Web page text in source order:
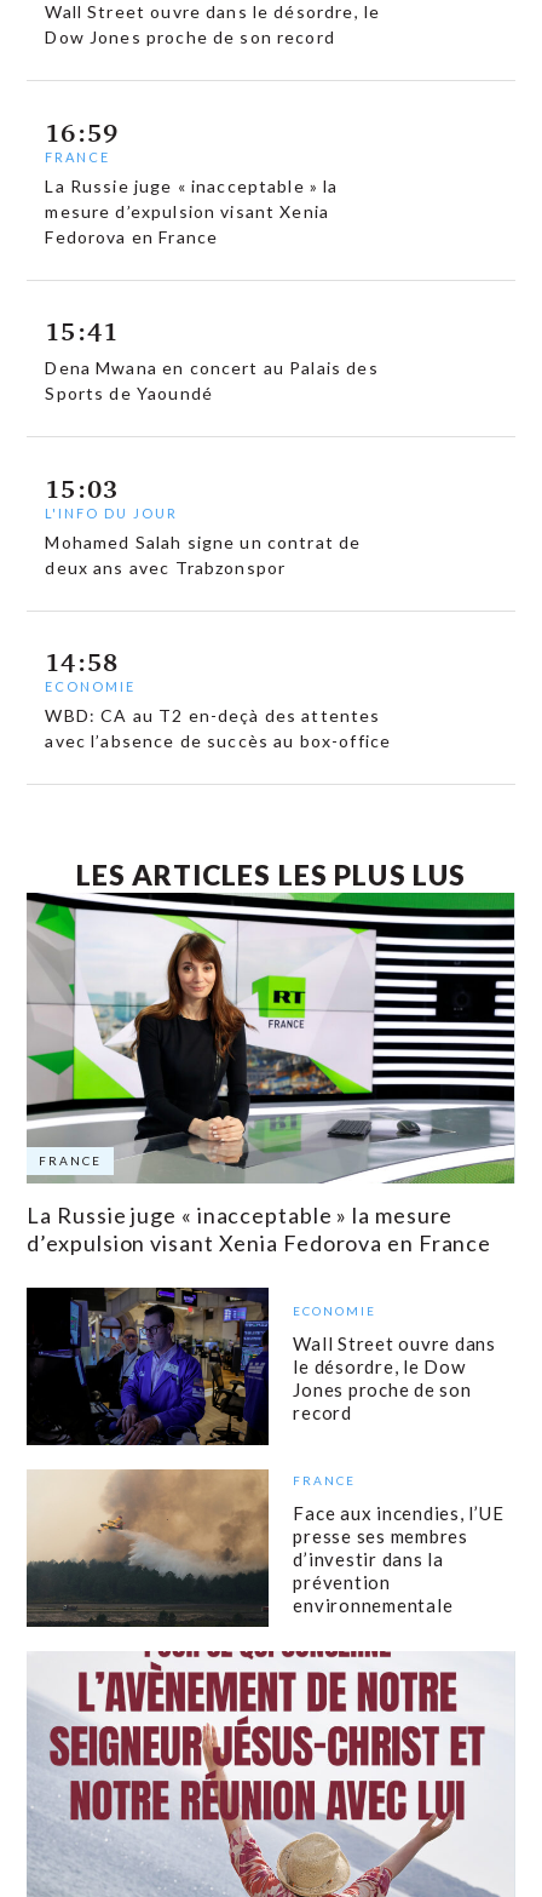
Wall Street ouvre dans le désordre, le
Dow Jones proche de son record
16:59
FRANCE
La Russie juge « inacceptable » la
mesure d’expulsion visant Xenia
Fedorova en France
15:41
Dena Mwana en concert au Palais des
Sports de Yaoundé
15:03
L'INFO DU JOUR
Mohamed Salah signe un contrat de
deux ans avec Trabzonspor
14:58
ECONOMIE
WBD: CA au T2 en-deçà des attentes
avec l’absence de succès au box-office
LES ARTICLES LES PLUS LUS
FRANCE
La Russie juge « inacceptable » la mesure
d’expulsion visant Xenia Fedorova en France
ECONOMIE
Wall Street ouvre dans
le désordre, le Dow
Jones proche de son
record
FRANCE
Face aux incendies, l’UE
presse ses membres
d’investir dans la
prévention
environnementale